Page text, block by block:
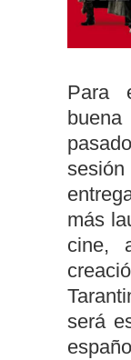
Para
más
cine,
será